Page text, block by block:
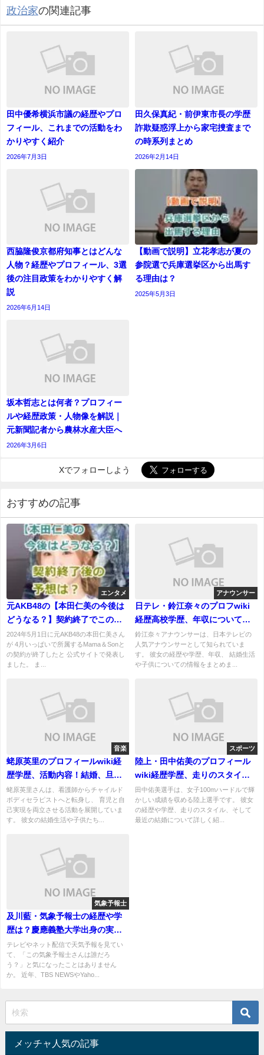
政治家の関連記事
田中優希横浜市議の経歴やプロ
フィール、これまでの活動をわ
かりやすく紹介
2026年7月3日
田久保真紀・前伊東市長の学歴
詐欺疑惑浮上から家宅捜査まで
の時系列まとめ
2026年2月14日
西脇隆俊京都府知事とはどんな
人物？経歴やプロフィール、3選
後の注目政策をわかりやすく解
説
2026年6月14日
【動画で説明】立花孝志が夏の
参院選で兵庫選挙区から出馬す
る理由は？
2025年5月3日
坂本哲志とは何者？プロフィー
ルや経歴政策・人物像を解説｜
元新聞記者から農林水産大臣へ
2026年3月6日
Xでフォローしよう
おすすめの記事
エンタメ
元AKB48の【本田仁美の今後は
どうなる？】契約終了でこの先
の活動を予想しよう！
2024年5月1日に元AKB48の本田仁美さん
が 4月いっぱいで所属するMama＆Sonと
の契約が終了したと 公式サイトで発表し
ました。 ま...
アナウンサー
日テレ・鈴江奈々のプロフwiki
経歴高校学歴、年収について！
結婚、旦那と子供は？
鈴江奈々アナウンサーは、日本テレビの
人気アナウンサーとして知られていま
す。 彼女の経歴や学歴、年収、 結婚生活
や子供についての情報をまとめま...
音楽
蛯原英里のプロフィールwiki経
歴学歴、活動内容！結婚、旦那
と子供（娘）についても！
蛯原英里さんは、看護師からチャイルド
ボディセラピストへと転身し、 育児と自
己実現を両立させる活動を展開していま
す。 彼女の結婚生活や子供たち...
スポーツ
陸上・田中佑美のプロフィール
wiki経歴学歴、走りのスタイル
と成績！結婚、旦那について!
田中佑美選手は、女子100mハードルで輝
かしい成績を収める陸上選手です。 彼女
の経歴や学歴、走りのスタイル、そして
最近の結婚について詳しく紹...
気象予報士
及川藍・気象予報士の経歴や学
歴は？慶應義塾大学出身の実力
派お天気キャスターを徹底調査
テレビやネット配信で天気予報を見てい
て、「この気象予報士さんは誰だろ
う？」と気になったことはありません
か。 近年、TBS NEWSやYaho...
メッチャ人気の記事